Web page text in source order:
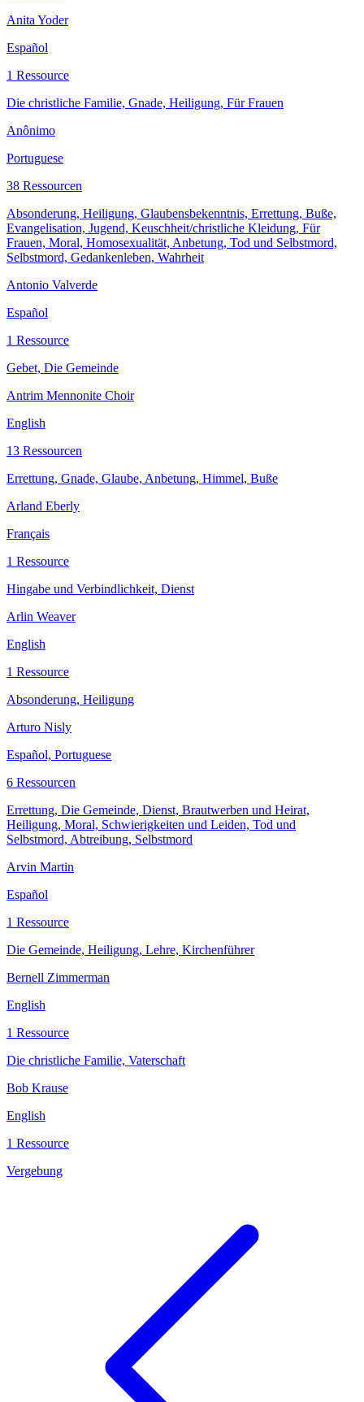
Anita Yoder
Español
1 Ressource
Die christliche Familie, Gnade, Heiligung, Für Frauen
Anônimo
Portuguese
38 Ressourcen
Absonderung, Heiligung, Glaubensbekenntnis, Errettung, Buße,
Evangelisation, Jugend, Keuschheit/christliche Kleidung, Für
Frauen, Moral, Homosexualität, Anbetung, Tod und Selbstmord,
Selbstmord, Gedankenleben, Wahrheit
Antonio Valverde
Español
1 Ressource
Gebet, Die Gemeinde
Antrim Mennonite Choir
English
13 Ressourcen
Errettung, Gnade, Glaube, Anbetung, Himmel, Buße
Arland Eberly
Français
1 Ressource
Hingabe und Verbindlichkeit, Dienst
Arlin Weaver
English
1 Ressource
Absonderung, Heiligung
Arturo Nisly
Español, Portuguese
6 Ressourcen
Errettung, Die Gemeinde, Dienst, Brautwerben und Heirat,
Heiligung, Moral, Schwierigkeiten und Leiden, Tod und
Selbstmord, Abtreibung, Selbstmord
Arvin Martin
Español
1 Ressource
Die Gemeinde, Heiligung, Lehre, Kirchenführer
Bernell Zimmerman
English
1 Ressource
Die christliche Familie, Vaterschaft
Bob Krause
English
1 Ressource
Vergebung